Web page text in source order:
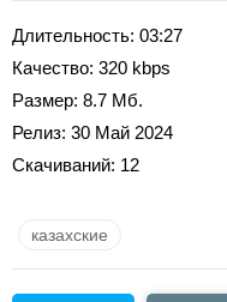
Длительность: 03:27
Качество: 320 kbps
Размер: 8.7 Мб.
Релиз: 30 Май 2024
Скачиваний: 12
казахские